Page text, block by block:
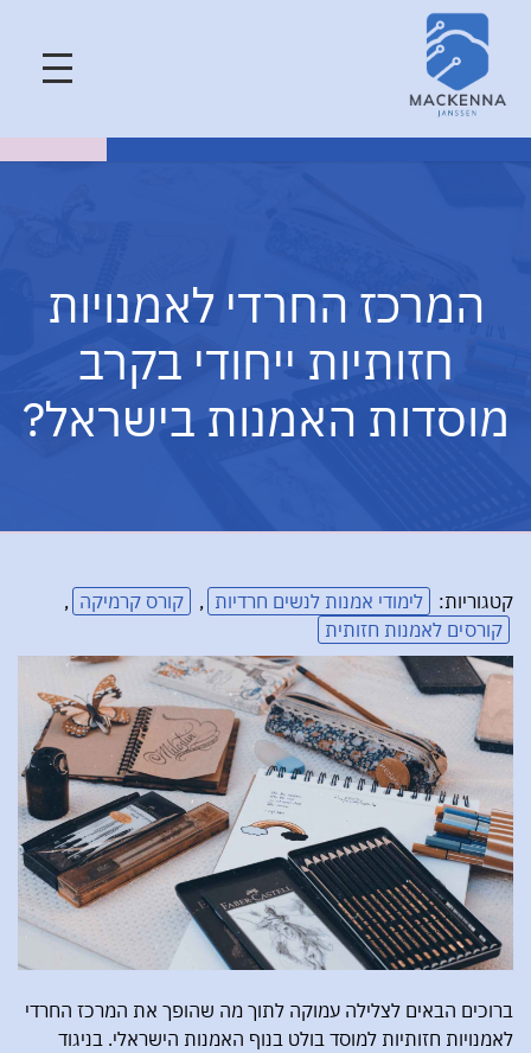
המרכז החרדי לאמנויות
חזותיות ייחודי בקרב
מוסדות האמנות בישראל?
קטגוריות: לימודי אמנות לנשים חרדיות , קורס קרמיקה ,
קורסים לאמנות חזותית
ברוכים הבאים לצלילה עמוקה לתוך מה שהופך את המרכז החרדי
לאמנויות חזותיות למוסד בולט בנוף האמנות הישראלי. בניגוד